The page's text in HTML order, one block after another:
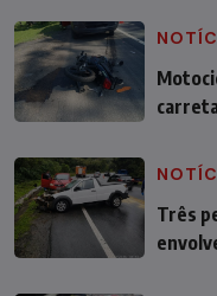
Três